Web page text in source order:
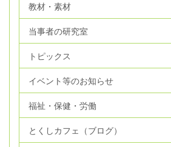
教材・素材
当事者の研究室
トピックス
イベント等のお知らせ
福祉・保健・労働
とくしカフェ（ブログ）